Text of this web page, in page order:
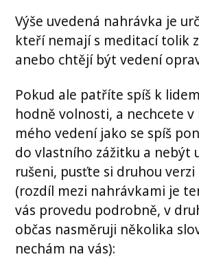
Výše uvedená nahrávka je
kteří nemají s meditací tolik
anebo chtějí být vedení
Pokud ale patříte spíš k
hodně volnosti, a nechcete
mého vedení jako se spíš
do vlastního zážitku a nebýt
rušeni, pusťte si druhou
(rozdíl mezi nahrávkami je
vás provedu podrobně, v
občas nasměruji několika
nechám na vás):